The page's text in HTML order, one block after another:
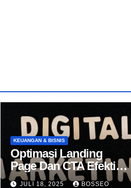
KEUANGAN & BISNIS
Optimasi Landing
Page Dan CTA Efektif
Untuk Konversi
JULI 18, 2025 BOSSEO